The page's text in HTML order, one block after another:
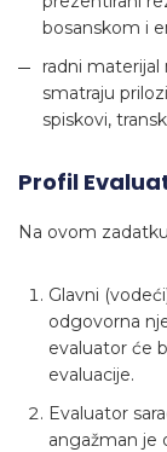
bosanskom i
radni materijal
smatraju
spiskovi,
Profil
Na ovom
Glavni
odgovorna
evaluator će
evaluacije.
Evaluator
angažman je